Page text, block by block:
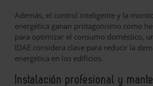
Además, el control inteligente y la
energética ganan protagonismo como
para optimizar el consumo doméstico,
IDAE considera clave para reducir la
energética en los edificios.
Instalación profesional y